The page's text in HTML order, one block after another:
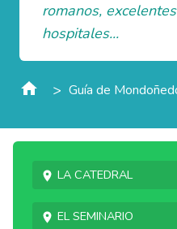
romanos,
hospitales...
> Guía de
La Catedral
El Seminario